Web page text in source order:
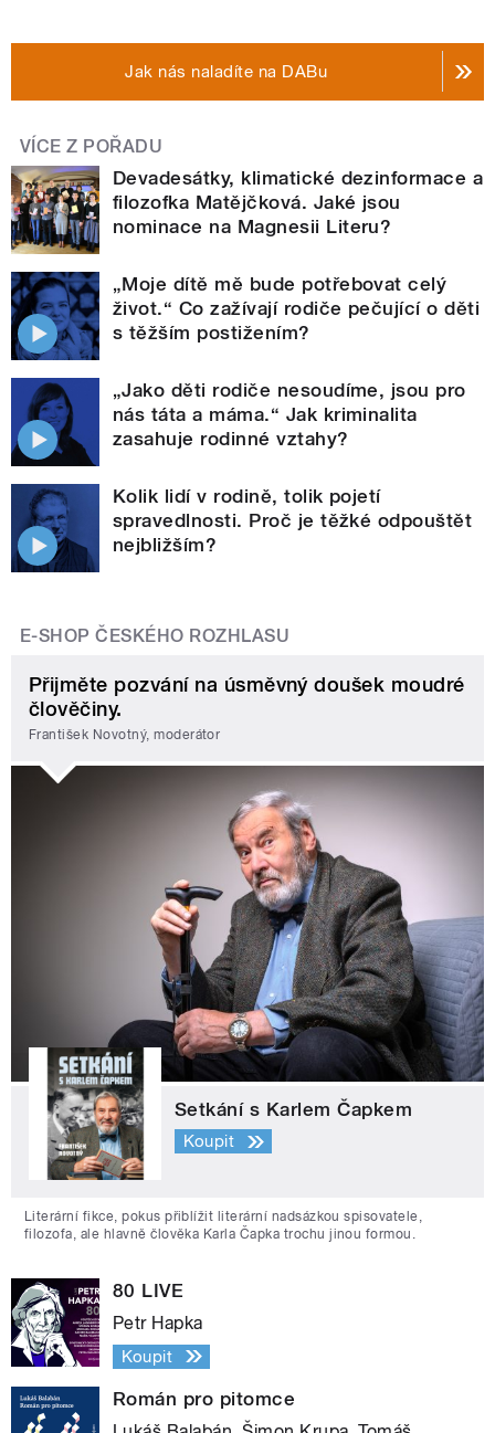
Jak nás naladíte na DABu
VÍCE Z POŘADU
Devadesátky, klimatické dezinformace a
filozofka Matějčková. Jaké jsou
nominace na Magnesii Literu?
„Moje dítě mě bude potřebovat celý
život.“ Co zažívají rodiče pečující o děti
s těžším postižením?
„Jako děti rodiče nesoudíme, jsou pro
nás táta a máma.“ Jak kriminalita
zasahuje rodinné vztahy?
Kolik lidí v rodině, tolik pojetí
spravedlnosti. Proč je těžké odpouštět
nejbližším?
E-SHOP ČESKÉHO ROZHLASU
Přijměte pozvání na úsměvný doušek moudré
člověčiny.
František Novotný, moderátor
Setkání s Karlem Čapkem
Koupit
Literární fikce, pokus přiblížit literární nadsázkou spisovatele,
filozofa, ale hlavně člověka Karla Čapka trochu jinou formou.
80 LIVE
Petr Hapka
Koupit
Román pro pitomce